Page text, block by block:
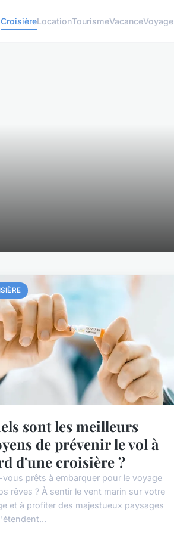
CroisièreLocationTourismeVacanceVoyage
sont les meilleurs
de prévenir le vol à
d'une croisière ?
vous prêts à embarquer pour le voyage
rêves ? À sentir le vent marin sur votre
et à profiter des majestueux paysages